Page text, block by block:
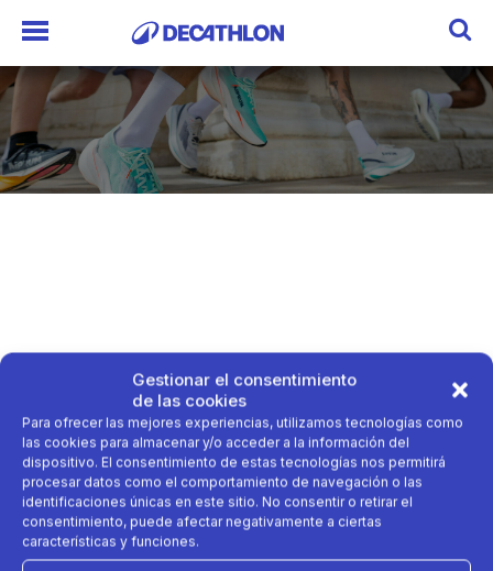
Gestionar el consentimiento
de las cookies
Para ofrecer las mejores experiencias, utilizamos tecnologías como
las cookies para almacenar y/o acceder a la información del
dispositivo. El consentimiento de estas tecnologías nos permitirá
procesar datos como el comportamiento de navegación o las
identificaciones únicas en este sitio. No consentir o retirar el
consentimiento, puede afectar negativamente a ciertas
características y funciones.